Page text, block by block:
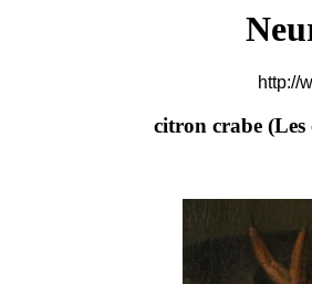
http://
citron crabe (Les